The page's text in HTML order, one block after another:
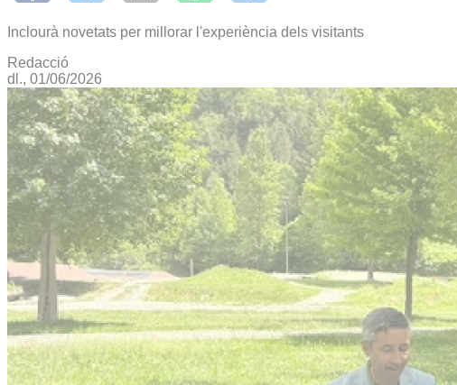
Inclourà novetats per millorar l'experiència dels visitants
Redacció
dl., 01/06/2026